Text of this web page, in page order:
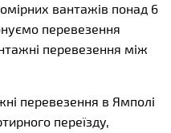
вантажів понад 6
перевезення
перевезення між
перевезення в Ямполі
переїзду,